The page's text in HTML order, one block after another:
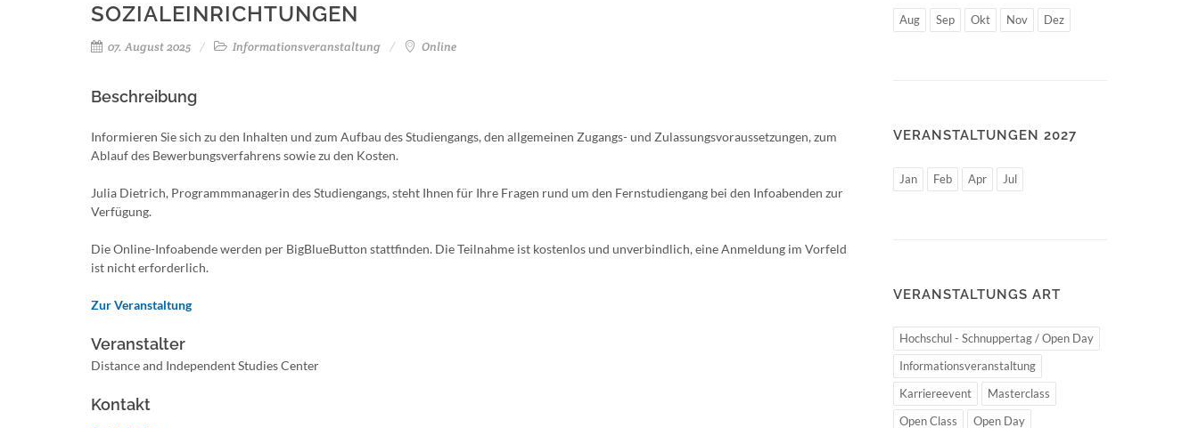
SOZIALEINRICHTUNGEN
07. August 2025 Informationsveranstaltung Online
Beschreibung
Informieren Sie sich zu den Inhalten und zum Aufbau des Studiengangs, den allgemeinen Zugangs- und Zulassungsvoraussetzungen, zum
Ablauf des Bewerbungsverfahrens sowie zu den Kosten.
Julia Dietrich, Programmmanagerin des Studiengangs, steht Ihnen für Ihre Fragen rund um den Fernstudiengang bei den Infoabenden zur
Verfügung.
Die Online-Infoabende werden per BigBlueButton stattfinden. Die Teilnahme ist kostenlos und unverbindlich, eine Anmeldung im Vorfeld
ist nicht erforderlich.
Zur Veranstaltung
Veranstalter
Distance and Independent Studies Center
Kontakt
Aug Sep Okt Nov Dez
VERANSTALTUNGEN 2027
Jan Feb Apr Jul
VERANSTALTUNGS ART
Hochschul - Schnuppertag / Open Day
Informationsveranstaltung
Karriereevent
Masterclass
Open Class
Open Day